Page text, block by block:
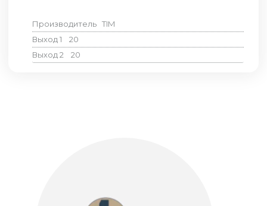
Производитель TIM
Выход 1
20
Выход 2
20